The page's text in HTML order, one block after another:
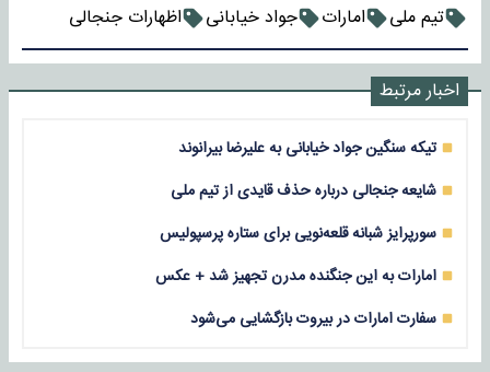
تیم ملی امارات جواد خیابانی اظهارات جنجالی
اخبار مرتبط
تیکه سنگین جواد خیابانی به علیرضا بیرانوند
شایعه جنجالی درباره حذف قایدی از تیم ملی
سورپرایز شبانه قلعه‌نویی برای ستاره پرسپولیس
امارات به این جنگنده مدرن تجهیز شد + عکس
سفارت امارات در بیروت بازگشایی می‌شود